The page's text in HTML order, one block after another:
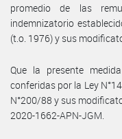
promedio de las
indemnizatorio
(t.o. 1976) y sus
Que la presente
conferidas por la Ley
N°200/88 y sus
2020-1662-APN-JGM.